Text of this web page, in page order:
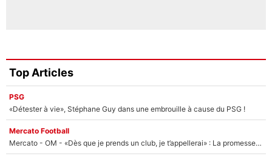
Top Articles
PSG
«Détester à vie», Stéphane Guy dans une embrouille à cause du PSG !
Mercato Football
Mercato - OM - «Dès que je prends un club, je t’appellerai» : La promesse de Marcelino au moment de claquer la porte